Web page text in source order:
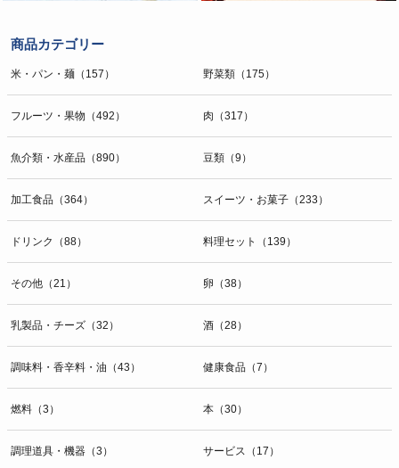
商品カテゴリー
米・パン・麺（157） 野菜類（175）
フルーツ・果物（492） 肉（317）
魚介類・水産品（890） 豆類（9）
加工食品（364） スイーツ・お菓子（233）
ドリンク（88） 料理セット（139）
その他（21） 卵（38）
乳製品・チーズ（32） 酒（28）
調味料・香辛料・油（43） 健康食品（7）
燃料（3） 本（30）
調理道具・機器（3） サービス（17）